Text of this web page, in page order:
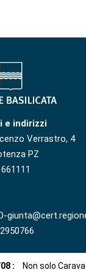
e indirizzi
Verrastro, 4
PZ
08 : Non solo